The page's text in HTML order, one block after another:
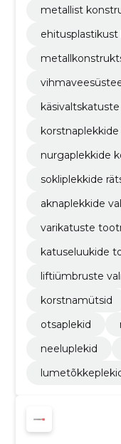
metallist
nurgaplekkide
sokliplekkide
aknaplekkide
varikatuste
katuseluukide
liftiümbruste
korstnamütsid
otsaplekid
neeluplekid